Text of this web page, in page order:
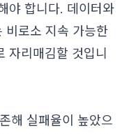
야 합니다. 데이터와
로소 지속 가능한
자리매김할 것입니
해 실패율이 높았으